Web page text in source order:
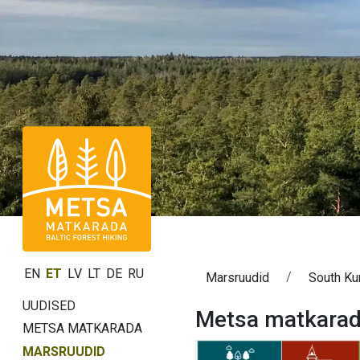
EN ET LV LT DE RU
UUDISED
METSA MATKARADA
MARSRUUDID
Marsruudid South
Metsa